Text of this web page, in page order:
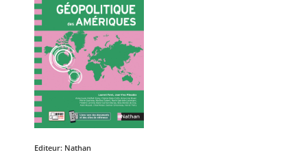
Editeur: Nathan